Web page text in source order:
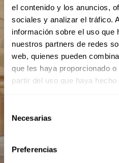
el contenido y los anuncios,
sociales y analizar el tráfico.
información sobre el uso que
nuestros partners de redes
web, quienes pueden
que les haya proporcionado
partir del uso que haya
Necesarias
Preferencias